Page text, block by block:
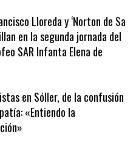
Lloreda y ‘Norton de Sa
en la segunda jornada del
SAR Infanta Elena de
en Sóller, de la confusión
«Entiendo la